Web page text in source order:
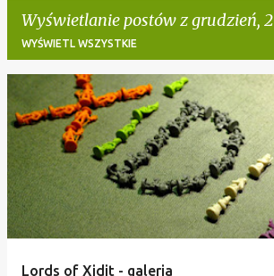
Wyświetlanie postów z grudzień,
WYŚWIETL WSZYSTKIE
o
t
y
Lords of Xidit - galeria